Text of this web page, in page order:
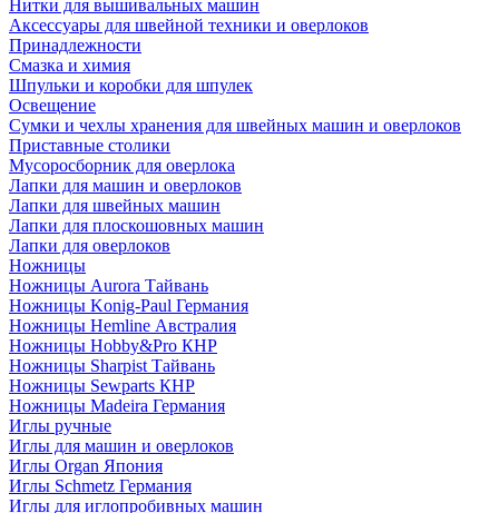
Нитки для вышивальных машин
Аксессуары для швейной техники и оверлоков
Принадлежности
Смазка и химия
Шпульки и коробки для шпулек
Освещение
Сумки и чехлы хранения для швейных машин и оверлоков
Приставные столики
Мусоросборник для оверлока
Лапки для машин и оверлоков
Лапки для швейных машин
Лапки для плоскошовных машин
Лапки для оверлоков
Ножницы
Ножницы Aurora Тайвань
Ножницы Konig-Paul Германия
Ножницы Hemline Австралия
Ножницы Hobby&Pro КНР
Ножницы Sharpist Тайвань
Ножницы Sewparts КНР
Ножницы Madeira Германия
Иглы ручные
Иглы для машин и оверлоков
Иглы Organ Япония
Иглы Schmetz Германия
Иглы для иглопробивных машин